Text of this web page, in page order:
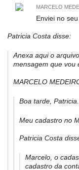
MARCELO
Enviei no
Patricia Costa disse:
Anexa aqui o
mensagem que vou
MARCELO
Boa tarde, Patricia.
Meu cadastro no
Patricia Costa
Marcelo, o
cadastro da